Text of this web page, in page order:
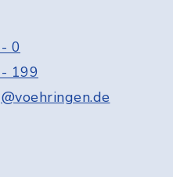
0
199